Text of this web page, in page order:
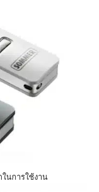
นการใช้งาน